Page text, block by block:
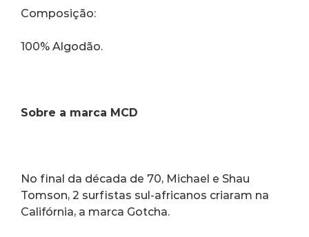
Composição:
100% Algodão.
Sobre a marca MCD
No final da década de 70, Michael e Shau
Tomson, 2 surfistas sul-africanos criaram na
Califórnia, a marca Gotcha.